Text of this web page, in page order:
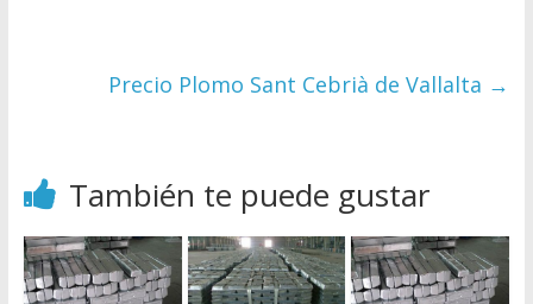
Precio Plomo Sant Cebrià de Vallalta →
También te puede gustar